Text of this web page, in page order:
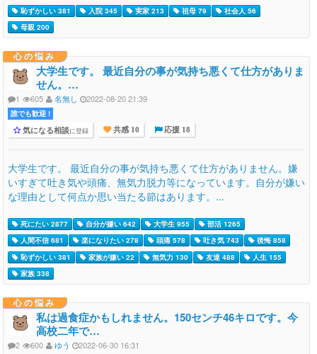
恥ずかしい 381
入院 345 実家 213 祖母 79
社会人 56
母親 200
心の悩み
大学生です。 最近自分の事が気持ち悪くて仕方がありま
せん。…
1 605 名無し 2022-08-20 21:39
誰でも歓迎 !
気になる相談に登録 共感 10 応援 18
大学生です。 最近自分の事が気持ち悪くて仕方がありません。嫌
いすぎて吐き気や頭痛、無気力脱力等になっています。自分が嫌い
な理由として何点か思い当たる節はあります。...
死にたい 2877 自分が嫌い 642 大学生 955
部活 1265
人間不信 681
楽になりたい 278 頭痛 578 吐き気 743
後悔 858
恥ずかしい 381
家族が嫌い 22 無気力 130 友達 488
人生 155
家族 338
心の悩み
私は過食症かもしれません。150センチ46キロです。今
高校二年で…
2 600 ゆう 2022-06-30 16:31